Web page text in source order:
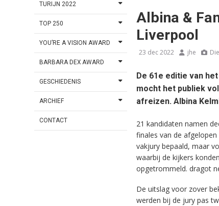
TURIJN 2022
TOP 250
YOU’RE A VISION AWARD
BARBARA DEX AWARD
GESCHIEDENIS
ARCHIEF
CONTACT
Albina &
Liverpool
23 dec 2022 jhe
De 61e editie van
mocht het publiek
afreizen. Albina
21 kandidaten namen
finales van de
vakjury bepaald, maar
waarbij de kijkers
opgetrommeld. dragot
De uitslag voor zover
werden bij de jury pas